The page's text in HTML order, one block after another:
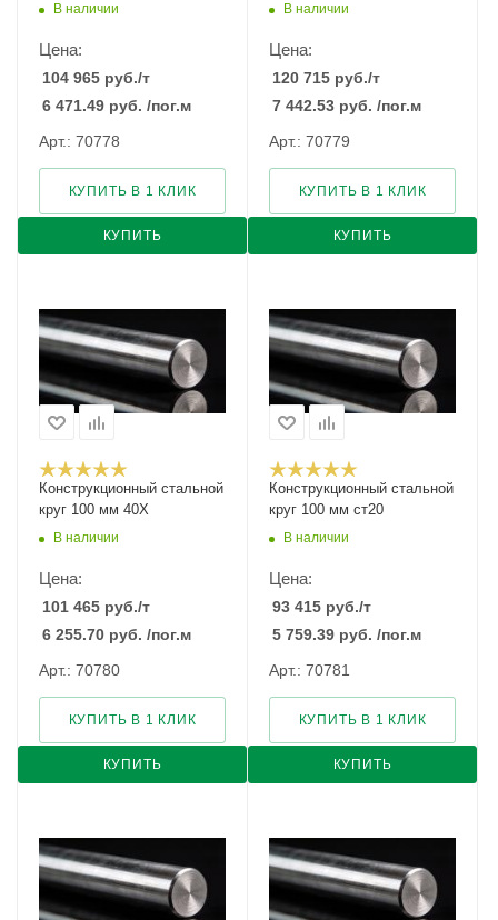
В наличии
Цена:
104 965 руб./т
6 471.49 руб. /пог.м
Арт.: 70778
КУПИТЬ
КУПИТЬ В 1 КЛИК
В наличии
Цена:
120 715 руб./т
7 442.53 руб. /пог.м
Арт.: 70779
КУПИТЬ
КУПИТЬ В 1 КЛИК
Конструкционный стальной
круг 100 мм 40Х
В наличии
Цена:
101 465 руб./т
6 255.70 руб. /пог.м
Арт.: 70780
КУПИТЬ
КУПИТЬ В 1 КЛИК
Конструкционный стальной
круг 100 мм ст20
В наличии
Цена:
93 415 руб./т
5 759.39 руб. /пог.м
Арт.: 70781
КУПИТЬ
КУПИТЬ В 1 КЛИК